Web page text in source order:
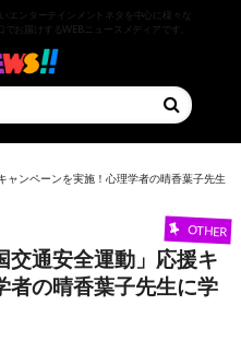
エンターテインメントネタを中心に様々な
お届けするWEBニュースメディアです。
ャンペーンを実施！心理学者の晴香葉子先生
OTHER
交通安全運動」応援キ
者の晴香葉子先生に学